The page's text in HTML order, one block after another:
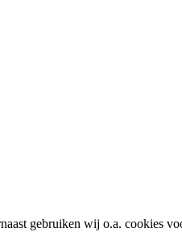
gebruiken wij o.a. cookies